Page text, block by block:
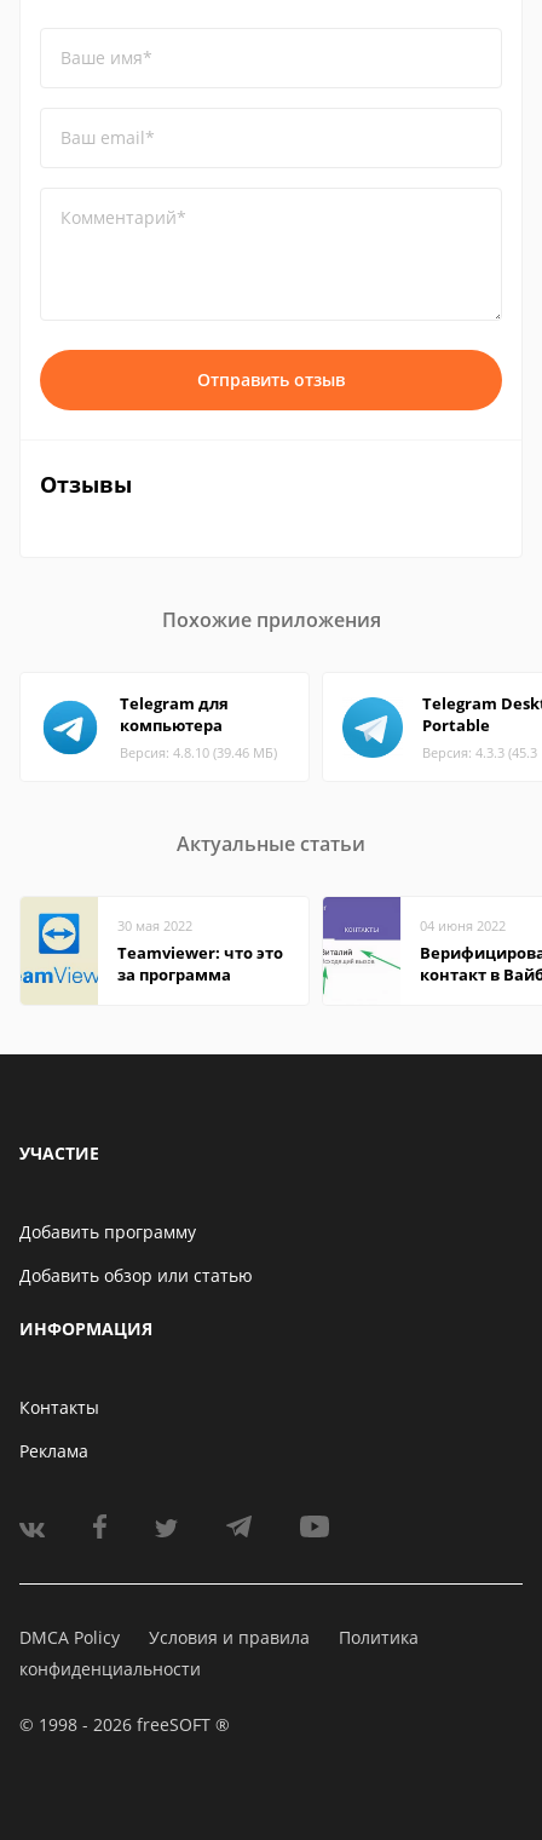
Ваше имя*
Ваш email*
Комментарий*
Отправить отзыв
Отзывы
Похожие приложения
Telegram для
компьютера
Версия: 4.8.10 (39.46 МБ)
Telegram
Portable
Версия: 4.3.3
Актуальные статьи
30 мая 2022
Teamviewer: что это
за программа
04 июня 2022
контакт в
УЧАСТИЕ
Добавить программу
Добавить обзор или статью
ИНФОРМАЦИЯ
Контакты
Реклама
DMCA Policy Условия и правила
Политика
конфиденциальности
© 1998 - 2026 freeSOFT ®